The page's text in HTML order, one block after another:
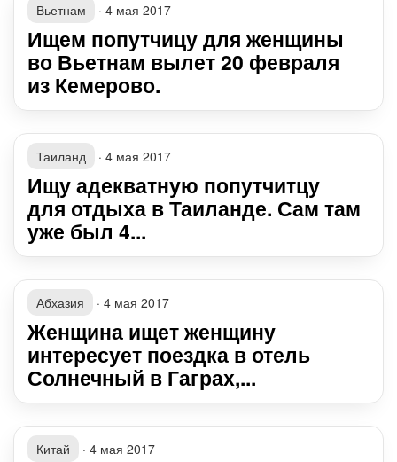
Вьетнам · 4 мая 2017
Ищем попутчицу для женщины
во Вьетнам вылет 20 февраля
из Кемерово.
Таиланд · 4 мая 2017
Ищу адекватную попутчитцу
для отдыха в Таиланде. Сам там
уже был 4...
Абхазия · 4 мая 2017
Женщина ищет женщину
интересует поездка в отель
Солнечный в Гаграх,...
Китай · 4 мая 2017